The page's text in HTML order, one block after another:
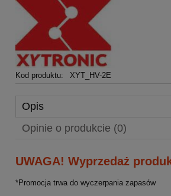
Kod produktu: XYT_HV-2E
Opis
Opinie o produkcie (0)
UWAGA! Wyprzedaż
*Promocja trwa do wyczerpania zapasów